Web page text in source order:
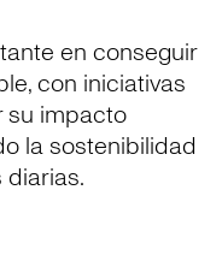
en conseguir
con iniciativas
su impacto
la sostenibilidad